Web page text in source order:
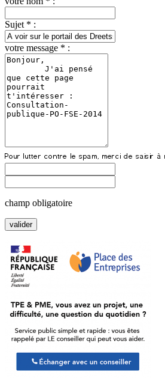
Sujet * :
votre message * :
champ obligatoire